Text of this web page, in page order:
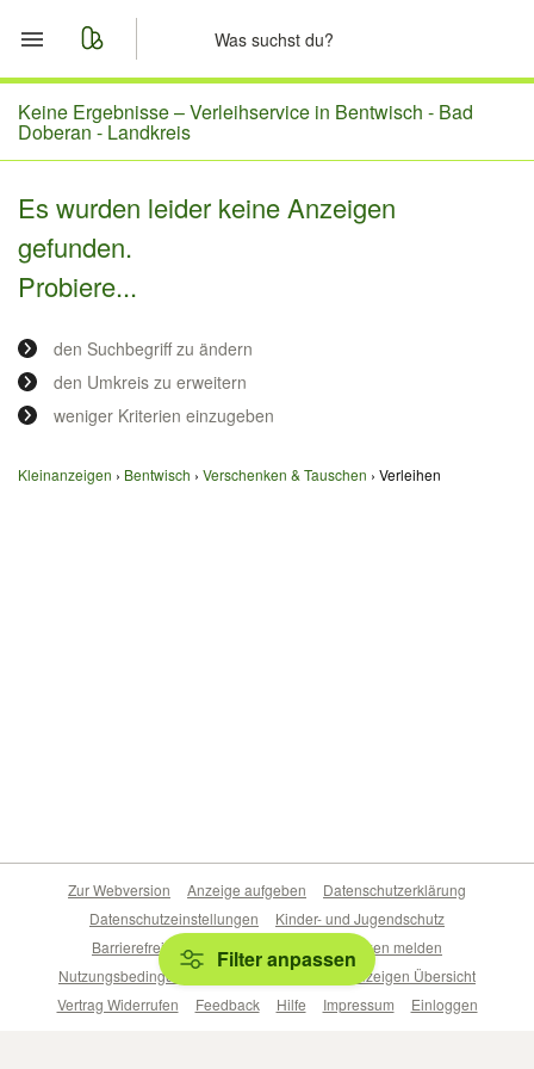
Start
Merkliste
Nachrichten
Anzeige aufgeben
Keine Ergebnisse –Verleihservice in Bentwisch - Bad
Doberan - Landkreis
Es wurden leider keine Anzeigen
gefunden.
Probiere...
den Suchbegriff zu ändern
den Umkreis zu erweitern
weniger Kriterien einzugeben
Kleinanzeigen Bentwisch Verschenken & Tauschen Verleihen
Filter anpassen
Zur Webversion Anzeige aufgeben
Datenschutzerklärung
Datenschutzeinstellungen
Kinder- und Jugendschutz
Barrierefreiheitserklärung
Sicherheitslücken melden
Nutzungsbedingungen
Beliebte Suchen
Anzeigen Übersicht
Vertrag Widerrufen
Feedback Hilfe Impressum Einloggen